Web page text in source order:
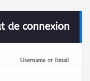
de connexion
Username or Email